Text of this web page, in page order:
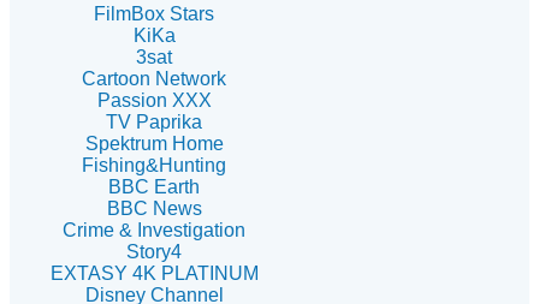
FilmBox Stars
KiKa
3sat
Cartoon Network
Passion XXX
TV Paprika
Spektrum Home
Fishing&Hunting
BBC Earth
BBC News
Crime & Investigation
Story4
EXTASY 4K PLATINUM
Disney Channel